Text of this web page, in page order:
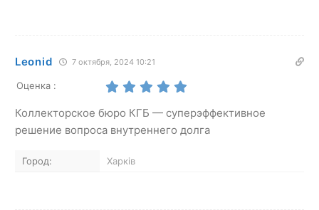
Leonid 7 октября, 2024 10:21
Оценка :
Коллекторское бюро КГБ — суперэффективное
решение вопроса внутреннего долга
Город: Харків